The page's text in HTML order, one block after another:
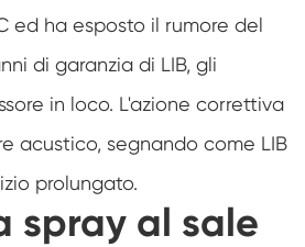
del Test di
camera di prova
ed ha esposto il rumore del
di garanzia di LIB, gli
in loco. L'azione correttiva
acustico, segnando come LIB
prolungato.
spray al sale